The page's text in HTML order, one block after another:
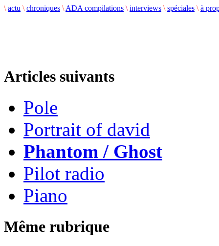
\ actu \ chroniques \ ADA compilations \ interviews \ spéciales \ à
Articles suivants
Pole
Portrait of david
Phantom / Ghost
Pilot radio
Piano
Même rubrique